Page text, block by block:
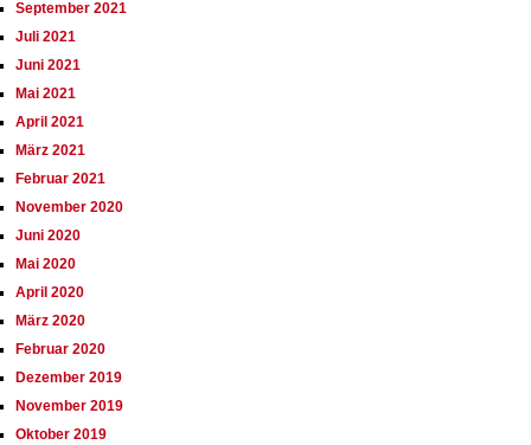
September 2021
Juli 2021
Juni 2021
Mai 2021
April 2021
März 2021
Februar 2021
November 2020
Juni 2020
Mai 2020
April 2020
März 2020
Februar 2020
Dezember 2019
November 2019
Oktober 2019